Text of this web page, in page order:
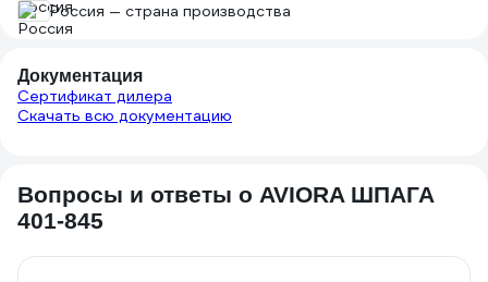
Россия — страна производства
Документация
Сертификат дилера
Скачать всю документацию
Вопросы и ответы о AVIORA ШПАГА
401-845